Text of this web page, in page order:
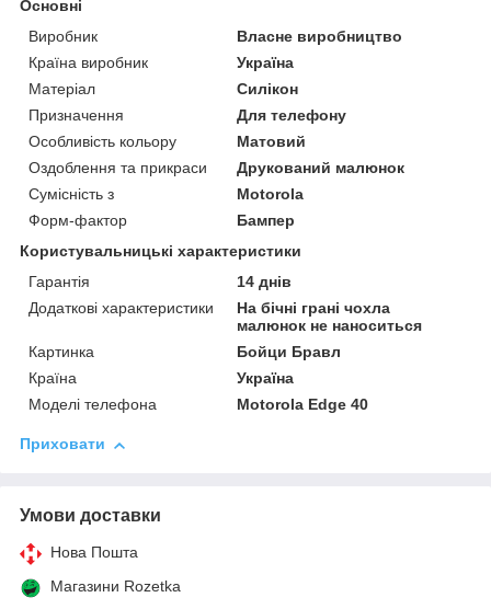
Основні
Виробник
Власне виробництво
Країна виробник
Україна
Матеріал
Силікон
Призначення
Для телефону
Особливість кольору
Матовий
Оздоблення та прикраси
Друкований малюнок
Сумісність з
Motorola
Форм-фактор
Бампер
Користувальницькі характеристики
Гарантія
14 днів
Додаткові характеристики
На бічні грані чохла
малюнок не наноситься
Картинка
Бойци Бравл
Країна
Україна
Моделі телефона
Motorola Edge 40
Приховати
Умови доставки
Нова Пошта
Магазини Rozetka